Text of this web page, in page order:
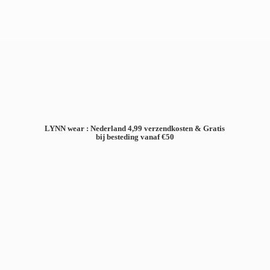
LYNN wear : Nederland 4,99 verzendkosten & Gratis
bij besteding vanaf €50